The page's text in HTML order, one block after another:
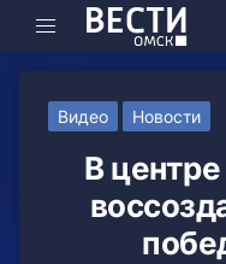
Видео Новости
В